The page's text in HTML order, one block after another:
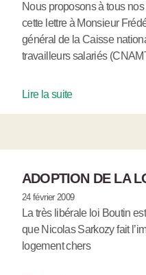
Nous proposons à tous
cette lettre à Monsieur
général de la Caisse
travailleurs salariés
Lire la suite
ADOPTION DE LA
24 février 2009
La très libérale loi Boutin
que Nicolas Sarkozy fait
logement chers